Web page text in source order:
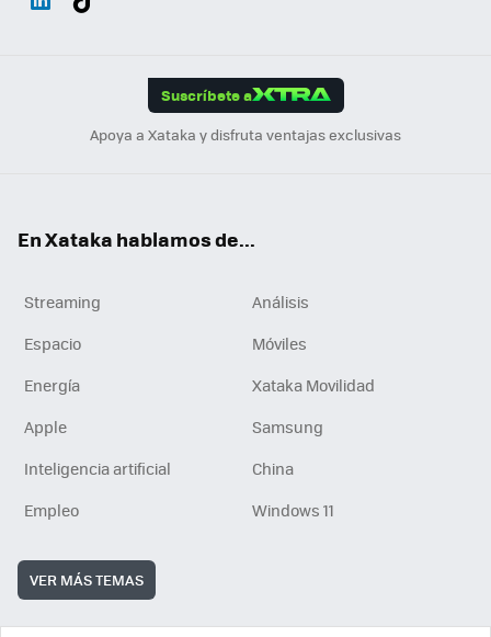
Suscríbete a
Apoya a Xataka y disfruta ventajas exclusivas
En Xataka hablamos de...
Streaming
Análisis
Espacio
Móviles
Energía
Xataka Movilidad
Apple
Samsung
Inteligencia artificial
China
Empleo
Windows 11
VER MÁS TEMAS